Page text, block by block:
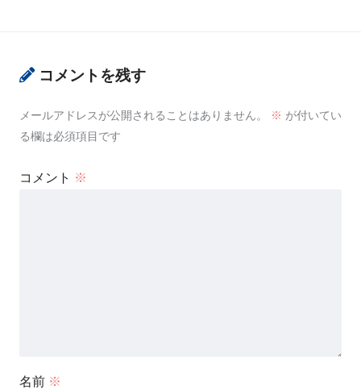
コメントを残す
メールアドレスが公開されることはありません。 ※ が付いてい
る欄は必須項目です
コメント ※
名前 ※